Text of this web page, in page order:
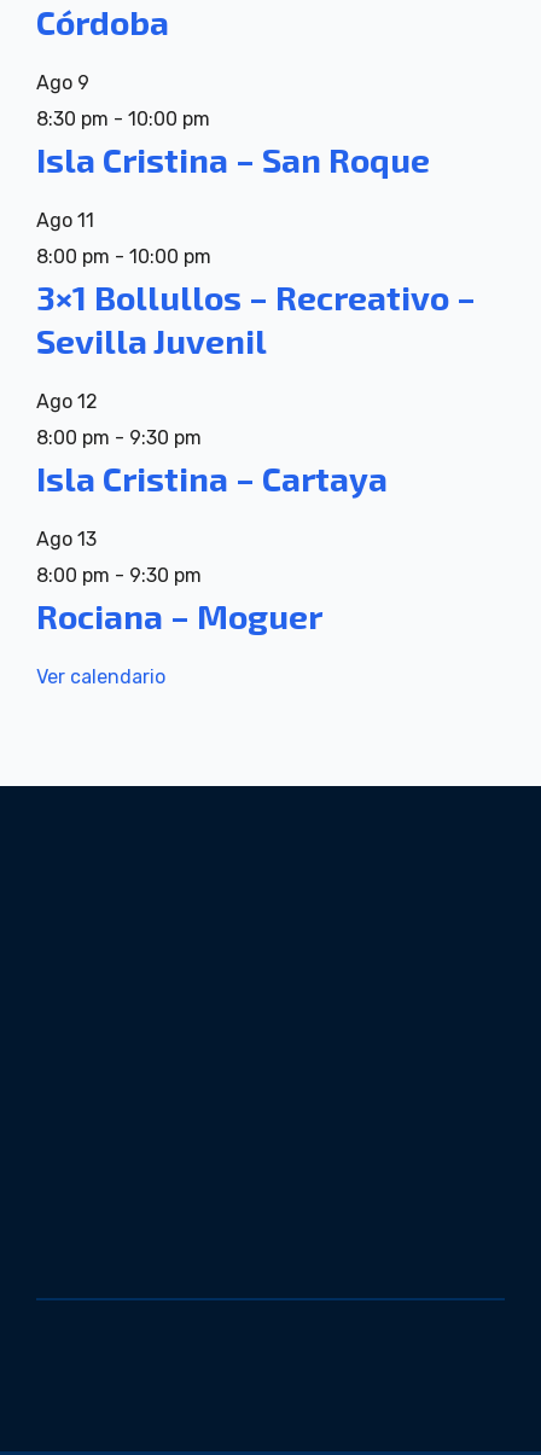
Córdoba
Ago 9
8:30 pm - 10:00 pm
Isla Cristina – San Roque
Ago 11
8:00 pm - 10:00 pm
3×1 Bollullos – Recreativo –
Sevilla Juvenil
Ago 12
8:00 pm - 9:30 pm
Isla Cristina – Cartaya
Ago 13
8:00 pm - 9:30 pm
Rociana – Moguer
Ver calendario